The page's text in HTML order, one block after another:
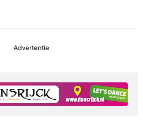
Advertentie